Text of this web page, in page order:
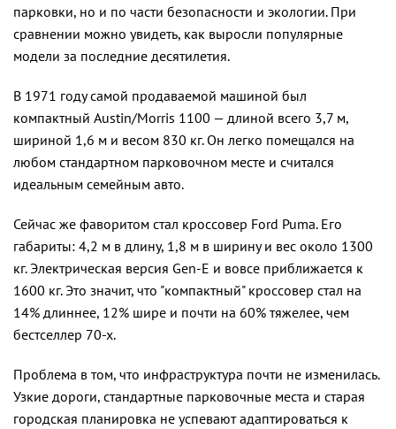
парковки, но и по части безопасности и экологии. При
сравнении можно увидеть, как выросли популярные
модели за последние десятилетия.
В 1971 году самой продаваемой машиной был
компактный Austin/Morris 1100 — длиной всего 3,7 м,
шириной 1,6 м и весом 830 кг. Он легко помещался на
любом стандартном парковочном месте и считался
идеальным семейным авто.
Сейчас же фаворитом стал кроссовер Ford Puma. Его
габариты: 4,2 м в длину, 1,8 м в ширину и вес около 1300
кг. Электрическая версия Gen-E и вовсе приближается к
1600 кг. Это значит, что "компактный" кроссовер стал на
14% длиннее, 12% шире и почти на 60% тяжелее, чем
бестселлер 70-х.
Проблема в том, что инфраструктура почти не изменилась.
Узкие дороги, стандартные парковочные места и старая
городская планировка не успевают адаптироваться к